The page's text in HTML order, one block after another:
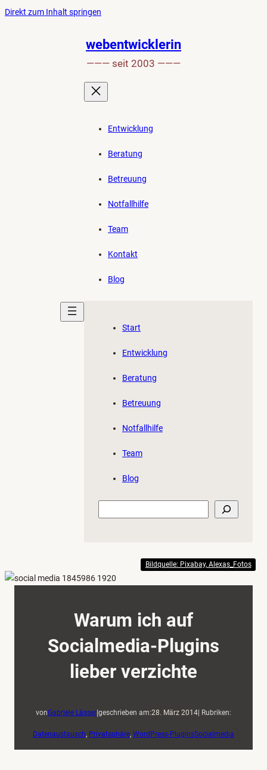
Direkt zum Inhalt springen
den
Anfang
der
Seite
springen
webentwicklerin
——— seit 2003 ———
Entwicklung
Beratung
Betreuung
Notfallhilfe
Team
Kontakt
Blog
Start
Entwicklung
Beratung
Betreuung
Notfallhilfe
Team
Blog
Warum ich auf
Socialmedia-Plugins
lieber verzichte
vonGabriele Lässer|geschrieben am:28. März 2014| Rubriken:
Datenaustausch, Privatsphäre, WordPress-PluginsSocialmedia
Bildquelle: Pixabay, Alexas_Fotos